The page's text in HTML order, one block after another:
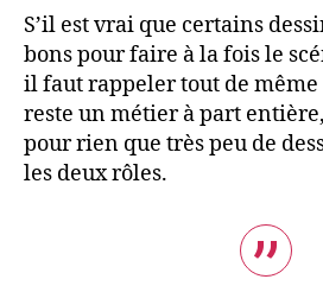
S’il est vrai que certains
bons pour faire à la fois le
il faut rappeler tout de même
reste un métier à part entière,
pour rien que très peu de
les deux rôles.